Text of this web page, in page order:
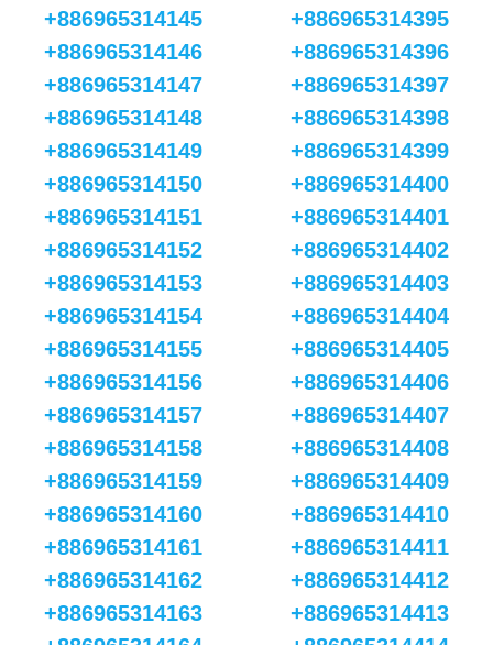
+886965314145
+886965314146
+886965314147
+886965314148
+886965314149
+886965314150
+886965314151
+886965314152
+886965314153
+886965314154
+886965314155
+886965314156
+886965314157
+886965314158
+886965314159
+886965314160
+886965314161
+886965314162
+886965314163
+886965314395
+886965314396
+886965314397
+886965314398
+886965314399
+886965314400
+886965314401
+886965314402
+886965314403
+886965314404
+886965314405
+886965314406
+886965314407
+886965314408
+886965314409
+886965314410
+886965314411
+886965314412
+886965314413